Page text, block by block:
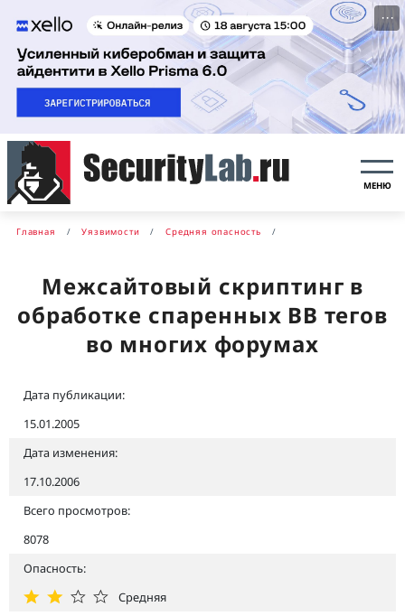
···
МЕНЮ
Главная Уязвимости Средняя опасность
Межсайтовый скриптинг в
обработке спаренных BB тегов
во многих форумах
Дата публикации:
15.01.2005
Дата изменения:
17.10.2006
Всего просмотров:
8078
Опасность:
Средняя